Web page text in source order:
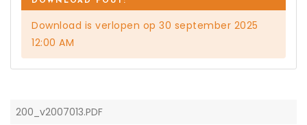
Download is verlopen op 30 september 2025
12:00 AM
200_v2007013.PDF